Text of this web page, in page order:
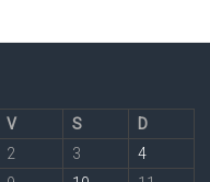
V S
D
2 3
4